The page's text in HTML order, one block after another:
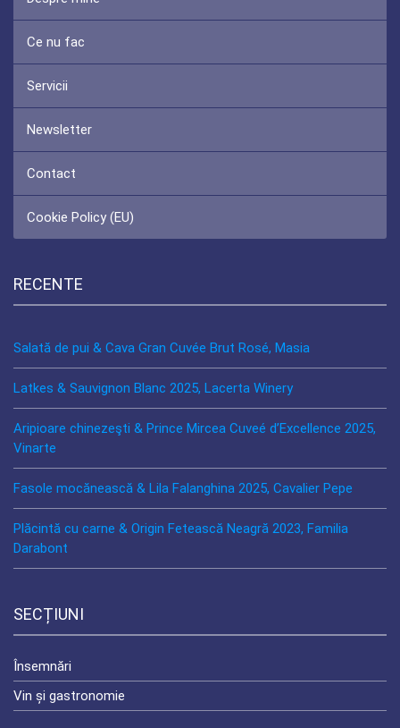
Ce nu fac
Servicii
Newsletter
Contact
Cookie Policy (EU)
RECENTE
Salată de pui & Cava Gran Cuvée Brut Rosé, Masia
Latkes & Sauvignon Blanc 2025, Lacerta Winery
Aripioare chinezeşti & Prince Mircea Cuveé d’Excellence 2025,
Vinarte
Fasole mocănească & Lila Falanghina 2025, Cavalier Pepe
Plăcintă cu carne & Origin Fetească Neagră 2023, Familia
Darabont
SECȚIUNI
Însemnări
Vin și gastronomie